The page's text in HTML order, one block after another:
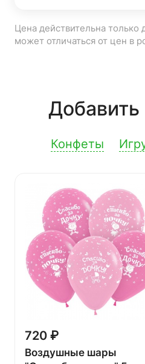
Цена действительна только
может отличаться от цен в
Добавить
Конфеты
720 ₽
Воздушные шары